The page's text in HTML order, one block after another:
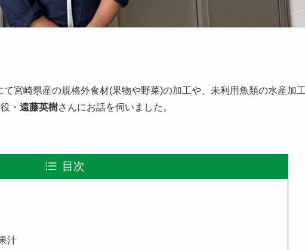
宮崎県産の規格外食材(果物や野菜)の加工や、未利用魚類の水産加
・ 遠藤英樹さんにお話を伺いました。
目次
汁